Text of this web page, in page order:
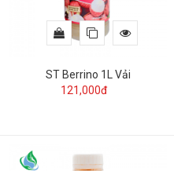
ST Berrino 1L Vải
121,000đ